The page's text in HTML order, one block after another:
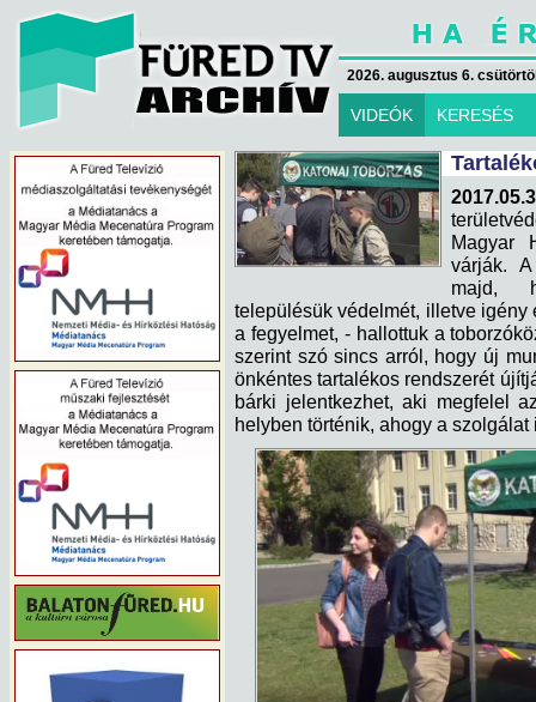
2026. augusztus 6.
VIDEÓK KERESÉS
Magyar
várják.
majd,
településük védelmét, illetve
a fegyelmet, - hallottuk a
szerint szó sincs arról, hogy új
önkéntes tartalékos rendszerét
bárki jelentkezhet, aki megfelel
helyben történik, ahogy a szolgálat